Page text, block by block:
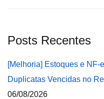
Posts Recentes
[Melhoria] Estoques e NF-
Duplicatas Vencidas no
06/08/2026